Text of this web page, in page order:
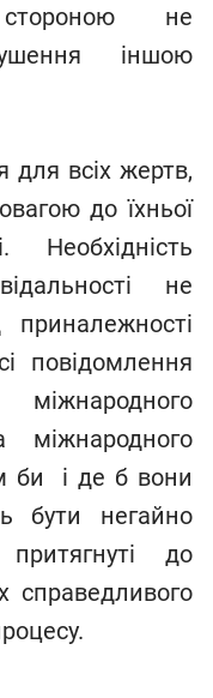
не
іншою
для всіх жертв,
до їхньої
Необхідність
не
повідомлення
міжнародного
би і де б вони
бути негайно
до
справедливого